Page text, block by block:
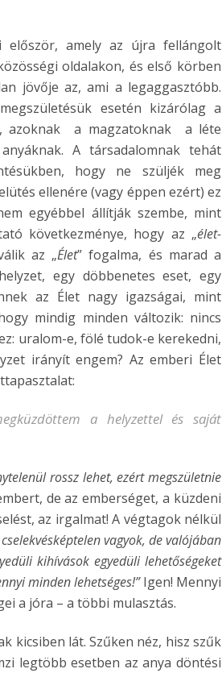
először, amely az újra fellángolt
oldalakon, és első körben
jövője az, ami a legaggasztóbb.
esetén kizárólag a
azoknak a magzatoknak a léte
A társadalomnak tehát
hogy ne szüljék meg
ellenére (vagy éppen ezért) ez
egyébbel állítják szembe, mint
következménye, hogy az „élet-
az „Élet” fogalma, és marad a
egy döbbenetes eset, egy
az Élet nagy igazságai, mint
mindig minden változik: nincs
uralom-e, fölé tudok-e kerekedni,
irányít engem? Az emberi Élet
a helyzettel és saját
rossz lehet, ezért megszületnie
de az emberséget, a küzdeni
az irgalmat! A végtagok nélkül
vagyok, de valójában
kihívások egyedüli lehetőségeket
minden lehetséges!”Igen! Mennyi
a jóra – a többi mulasztás.
kicsiben lát. Szűken néz, hisz szűk
legtöbb esetben az anya döntési